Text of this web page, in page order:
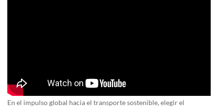
En el impulso global hacia el transporte sostenible, elegir el